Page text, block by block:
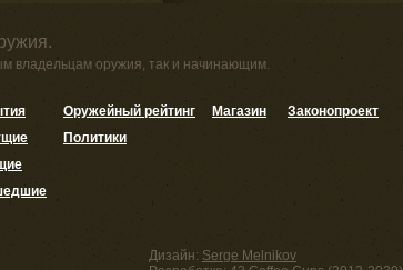
владельцам оружия, так и начинающим.
Оружейный рейтинг
Политики
Магазин Законопроект
Дизайн: Serge Melnikov